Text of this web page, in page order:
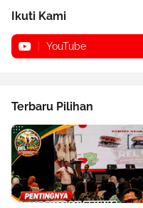
Ikuti Kami
YouTube
Terbaru Pilihan